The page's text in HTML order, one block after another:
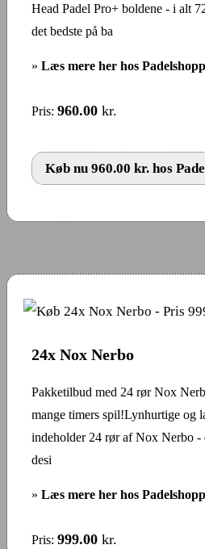
Head Padel Pro+ boldene - i alt
det bedste på ba
» Læs mere her hos
Pris: 960.00 kr.
Køb nu 960.00 kr. hos
24x Nox Nerbo
Pakketilbud med 24 rør Nox
mange timers spil!Lynhurtige og
indeholder 24 rør af Nox Nerbo
desi
» Læs mere her hos
Pris: 999.00 kr.